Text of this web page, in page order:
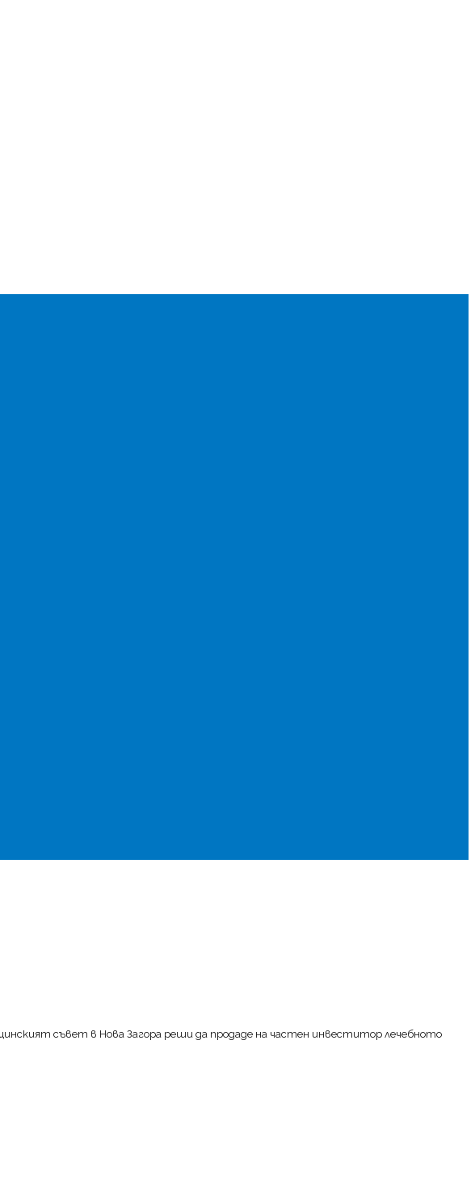
съвет в Нова Загора реши да продаде на частен инвеститор лечебното